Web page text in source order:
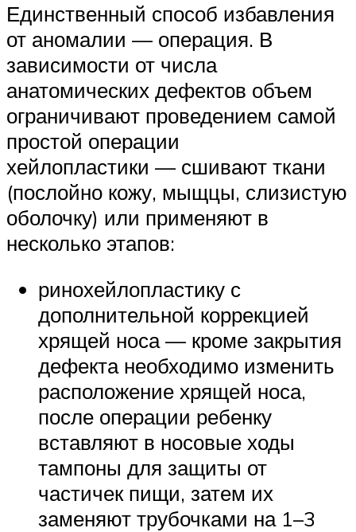
Единственный способ избавления
от аномалии — операция. В
зависимости от числа
анатомических дефектов объем
ограничивают проведением самой
простой операции
хейлопластики — сшивают ткани
(послойно кожу, мыщцы, слизистую
оболочку) или применяют в
несколько этапов:
ринохейлопластику с
дополнительной коррекцией
хрящей носа — кроме закрытия
дефекта необходимо изменить
расположение хрящей носа,
после операции ребенку
вставляют в носовые ходы
тампоны для защиты от
частичек пищи, затем их
заменяют трубочками на 1–3